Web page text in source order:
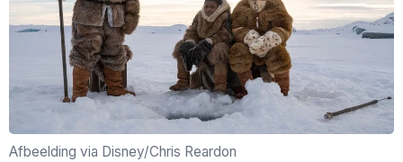
Afbeelding via Disney/Chris Reardon